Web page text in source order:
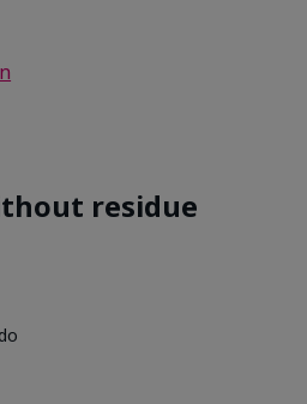
residue